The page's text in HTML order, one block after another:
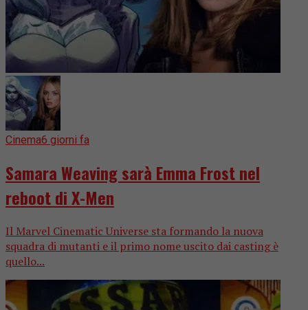
Cinema6 giorni fa
Samara Weaving sarà Emma Frost nel
reboot di X-Men
Il Marvel Cinematic Universe sta formando la nuova
squadra di mutanti e il primo nome uscito dai casting è
quello...